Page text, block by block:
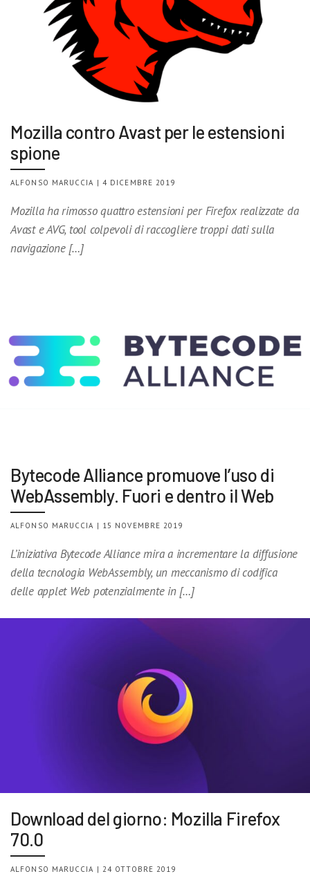
Mozilla contro Avast per le estensioni
spione
ALFONSO MARUCCIA | 4 DICEMBRE 2019
Mozilla ha rimosso quattro estensioni per Firefox realizzate da
Avast e AVG, tool colpevoli di raccogliere troppi dati sulla
navigazione […]
Bytecode Alliance promuove l’uso di
WebAssembly. Fuori e dentro il Web
ALFONSO MARUCCIA | 15 NOVEMBRE 2019
L’iniziativa Bytecode Alliance mira a incrementare la diffusione
della tecnologia WebAssembly, un meccanismo di codifica
delle applet Web potenzialmente in […]
Download del giorno: Mozilla Firefox
70.0
ALFONSO MARUCCIA | 24 OTTOBRE 2019